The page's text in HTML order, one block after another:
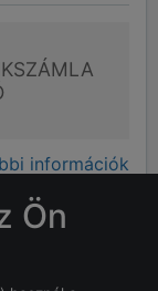
információk
Ön